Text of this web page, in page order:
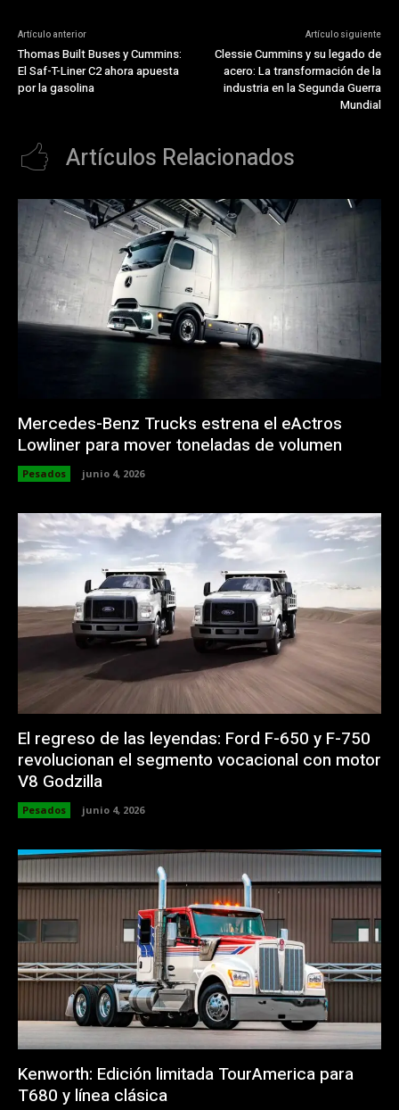
Artículo anterior
Thomas Built Buses y Cummins:
El Saf-T-Liner C2 ahora apuesta
por la gasolina
Artículo siguiente
Clessie Cummins y su legado de
acero: La transformación de la
industria en la Segunda Guerra
Mundial
Artículos Relacionados
Mercedes-Benz Trucks estrena el eActros
Lowliner para mover toneladas de volumen
Pesados junio 4, 2026
El regreso de las leyendas: Ford F-650 y F-750
revolucionan el segmento vocacional con motor
V8 Godzilla
Pesados junio 4, 2026
Kenworth: Edición limitada TourAmerica para
T680 y línea clásica